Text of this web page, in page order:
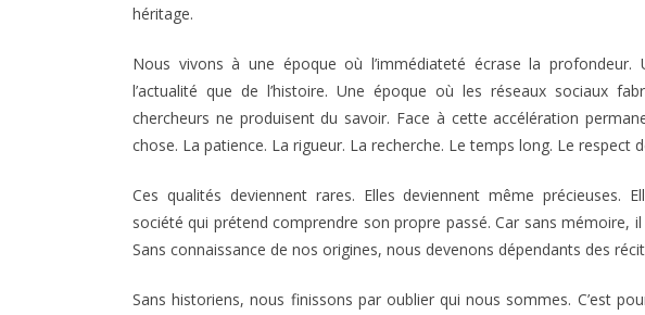
héritage.
Nous vivons à une époque où l’immédiateté écrase la profondeur.
l’actualité que de l’histoire. Une époque où les réseaux sociaux
chercheurs ne produisent du savoir. Face à cette accélération
chose. La patience. La rigueur. La recherche. Le temps long. Le respect
Ces qualités deviennent rares. Elles deviennent même précieuses.
société qui prétend comprendre son propre passé. Car sans mémoire,
Sans connaissance de nos origines, nous devenons dépendants des
Sans historiens, nous finissons par oublier qui nous sommes. C’est